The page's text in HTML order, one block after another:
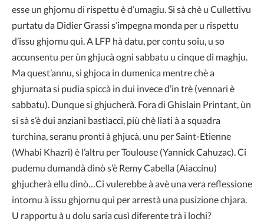
esse un ghjornu di rispettu è d’umagiu. Si sà chè u Cullettivu
purtatu da Didier Grassi s’impegna monda per u rispettu
d’issu ghjornu quì. A LFP hà datu, per contu soiu, u so
accunsentu per ùn ghjucà ogni sabbatu u cinque di maghju.
Ma quest’annu, si ghjoca in dumenica mentre chè a
ghjurnata si pudia spiccà in dui invece d’in trè (vennari è
sabbatu). Dunque si ghjucherà. Fora di Ghislain Printant, ùn
si sà s’è dui anziani bastiacci, più chè liati à a squadra
turchina, seranu pronti à ghjucà, unu per Saint-Etienne
(Whabi Khazri) è l’altru per Toulouse (Yannick Cahuzac). Ci
pudemu dumandà dinò s’è Remy Cabella (Aiaccinu)
ghjucherà ellu dinò…Ci vulerebbe à avè una vera reflessione
intornu à issu ghjornu quì per arrestà una pusizione chjara.
U rapportu à u dolu saria cusì diferente trà i lochi?